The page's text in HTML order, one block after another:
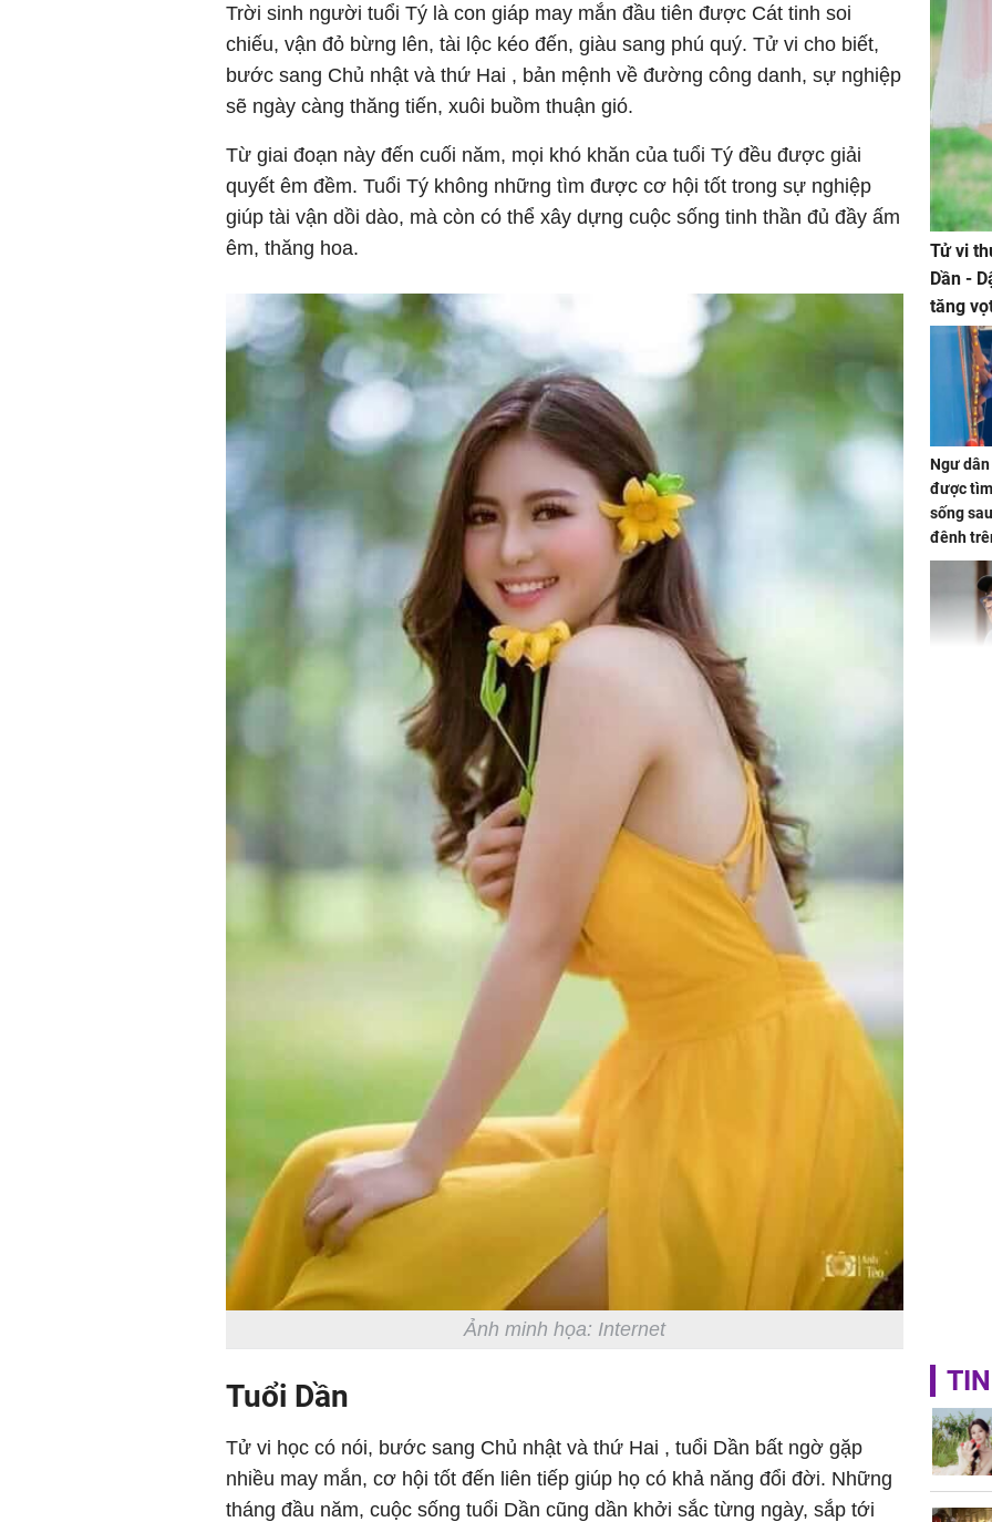
Trời sinh người tuổi Tý là con giáp may mắn đầu tiên được Cát tinh soi
chiếu, vận đỏ bừng lên, tài lộc kéo đến, giàu sang phú quý. Tử vi cho biết,
bước sang Chủ nhật và thứ Hai , bản mệnh về đường công danh, sự nghiệp
sẽ ngày càng thăng tiến, xuôi buồm thuận gió.
Từ giai đoạn này đến cuối năm, mọi khó khăn của tuổi Tý đều được giải
quyết êm đềm. Tuổi Tý không những tìm được cơ hội tốt trong sự nghiệp
giúp tài vận dồi dào, mà còn có thể xây dựng cuộc sống tinh thần đủ đầy ấm
êm, thăng hoa.
Ảnh minh họa: Internet
Tuổi Dần
Tử vi học có nói, bước sang Chủ nhật và thứ Hai , tuổi Dần bất ngờ gặp
nhiều may mắn, cơ hội tốt đến liên tiếp giúp họ có khả năng đổi đời. Những
tháng đầu năm, cuộc sống tuổi Dần cũng dần khởi sắc từng ngày, sắp tới
Tử vi
Dần -
tăng
tiền
Ngư
được
sống
đênh
Bình